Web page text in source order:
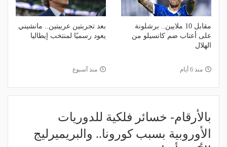
مقابل 10 ملايين.. برشلونة
على أعتاب ضم كانسيلو من
الهلال
منذ 6 أيام
بعد تجربتين عربيتين.. مانشيني
يعود رسميًا لمنتخب إيطاليا
منذ أسبوع
بالأرقام- خسائر فلكية للدوريات
الأوروبية بسبب كورونا.. والبريميرليج